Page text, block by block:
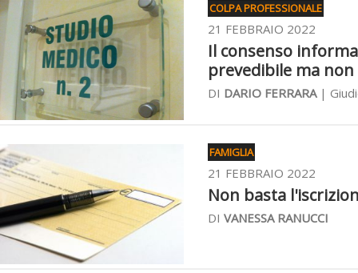
COLPA PROFESSIONALE
21 FEBBRAIO 2022
Il consenso
prevedibile ma
DI DARIO FERRARA|
FAMIGLIA
21 FEBBRAIO 2022
Non basta
DI VANESSA RANUCCI